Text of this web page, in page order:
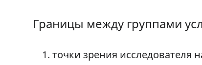
Границы между группами
точки зрения исследователя